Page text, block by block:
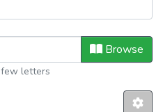
IFB by Subject
Browse
letters